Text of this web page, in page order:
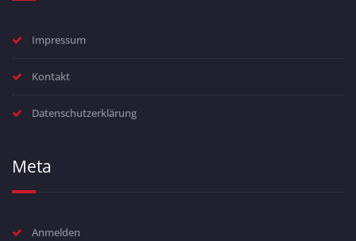
Impressum
Kontakt
Datenschutzerklärung
Meta
Anmelden